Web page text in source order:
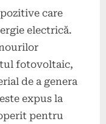
care
electrică.
fotovoltaic,
de a genera
expus la
pentru